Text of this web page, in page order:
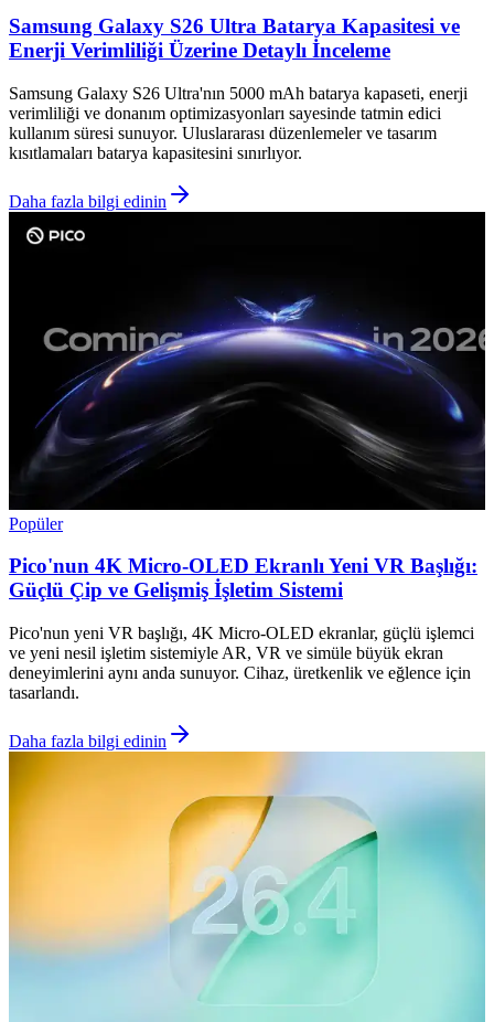
Samsung Galaxy S26 Ultra Batarya Kapasitesi ve
Enerji Verimliliği Üzerine Detaylı İnceleme
Samsung Galaxy S26 Ultra'nın 5000 mAh batarya kapaseti, enerji
verimliliği ve donanım optimizasyonları sayesinde tatmin edici
kullanım süresi sunuyor. Uluslararası düzenlemeler ve tasarım
kısıtlamaları batarya kapasitesini sınırlıyor.
Daha fazla bilgi edinin
Popüler
Pico'nun 4K Micro-OLED Ekranlı Yeni VR Başlığı:
Güçlü Çip ve Gelişmiş İşletim Sistemi
Pico'nun yeni VR başlığı, 4K Micro-OLED ekranlar, güçlü işlemci
ve yeni nesil işletim sistemiyle AR, VR ve simüle büyük ekran
deneyimlerini aynı anda sunuyor. Cihaz, üretkenlik ve eğlence için
tasarlandı.
Daha fazla bilgi edinin